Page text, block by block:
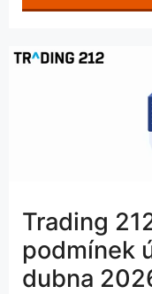
Trading
podmínek
dubna